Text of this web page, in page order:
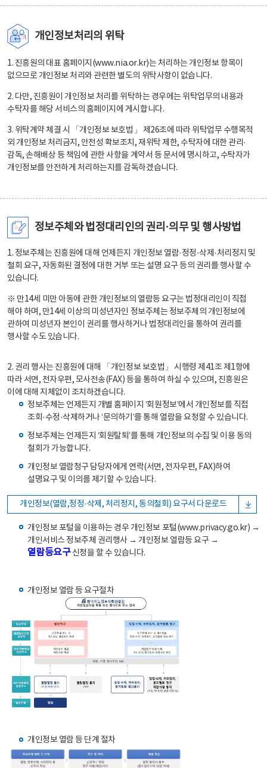
개인정보처리의 위탁
1. 진흥원의 대표 홈페이지(www.nia.or.kr)는 처리하는 개인정보 항목이
없으므로 개인정보 처리와 관련한 별도의 위탁사항이 없습니다.
2. 다만, 진흥원이 개인정보 처리를 위탁하는 경우에는 위탁업무의 내용과
수탁자를 해당 서비스의 홈페이지에 게시합니다.
3. 위탁계약 체결 시 「개인정보 보호법」 제26조에 따라 위탁업무 수행목적
외 개인정보 처리금지, 안전성 확보조치, 재위탁 제한, 수탁자에 대한 관리·
감독, 손해배상 등 책임에 관한 사항을 계약서 등 문서에 명시하고, 수탁자가
개인정보를 안전하게 처리하는지를 감독하겠습니다.
정보주체와 법정대리인의 권리·의무 및 행사방법
1. 정보주체는 진흥원에 대해 언제든지 개인정보 열람·정정·삭제·처리정지 및
철회 요구, 자동화된 결정에 대한 거부 또는 설명 요구 등의 권리를 행사할 수
있습니다.
※ 만14세 미만 아동에 관한 개인정보의 열람등 요구는 법정대리인이 직접
해야 하며, 만14세 이상의 미성년자인 정보주체는 정보주체의 개인정보에
관하여 미성년자 본인이 권리를 행사하거나 법정대리인을 통하여 권리를
행사할 수도 있습니다.
2. 권리 행사는 진흥원에 대해 「개인정보 보호법」 시행령 제41조 제1항에
따라 서면, 전자우편, 모사전송(FAX) 등을 통하여 하실 수 있으며, 진흥원은
이에 대해 지체없이 조치하겠습니다.
정보주체는 언제든지 개별 홈페이지 ‘회원정보’에서 개인정보를 직접
조회·수정·삭제하거나 ‘문의하기’를 통해 열람을 요청할 수 있습니다.
정보주체는 언제든지 ‘회원탈퇴’를 통해 개인정보의 수집 및 이용 동의
철회가 가능합니다.
개인정보 열람청구 담당자에게 연락(서면, 전자우편, FAX)하여
설명요구 및 이의를 제기할 수 있습니다.
개인정보(열람,정정·삭제, 처리정지, 동의철회) 요구서 다운로드
개인정보 포털을 이용하는 경우 개인정보 포털(www.privacy.go.kr) →
개인서비스 정보주체 권리행사 → 개인정보 열람등 요구 →
열람등요구신청을 할 수 있습니다.
개인정보 열람 등 요구절차
개인정보 열람 등 단계 절차